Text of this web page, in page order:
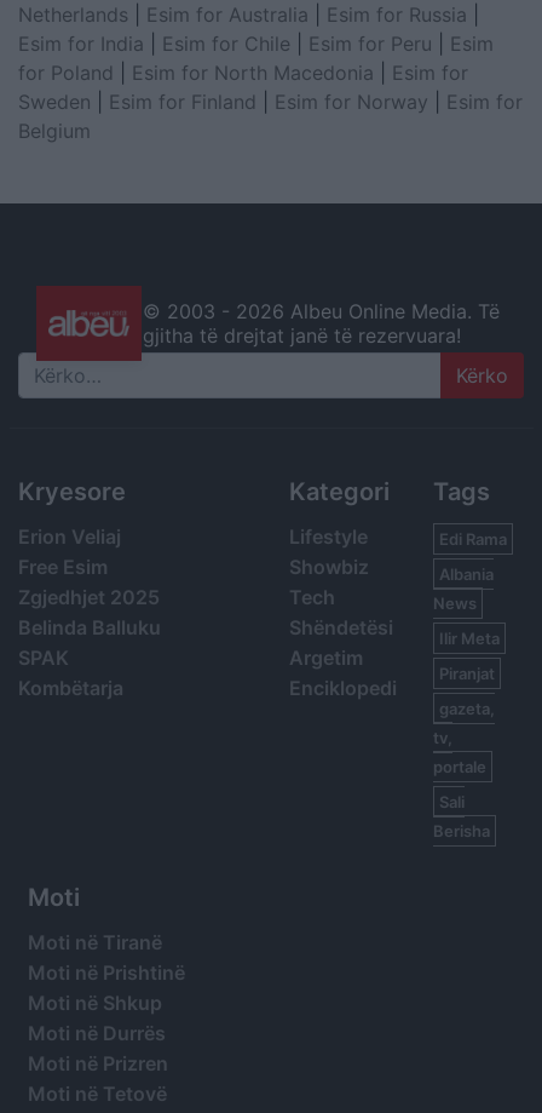
Netherlands
Esim for Australia Esim for Russia
Esim for India
Esim for Chile Esim for Peru
Esim
for Poland
Esim for North Macedonia
Esim for
Sweden
Esim for Finland Esim for Norway
Esim for
Belgium
© 2003 - 2026 Albeu Online Media. Të
gjitha të drejtat janë të rezervuara!
Search
Kryesore
Erion Veliaj
Free Esim
Zgjedhjet 2025
Belinda Balluku
SPAK
Kombëtarja
Kategori
Lifestyle
Showbiz
Tech
Shëndetësi
Argetim
Enciklopedi
Tags
Edi Rama
Albania
News
Ilir Meta
Piranjat
gazeta,
tv,
portale
Sali
Berisha
Moti
Moti në Tiranë
Moti në Prishtinë
Moti në Shkup
Moti në Durrës
Moti në Prizren
Moti në Tetovë